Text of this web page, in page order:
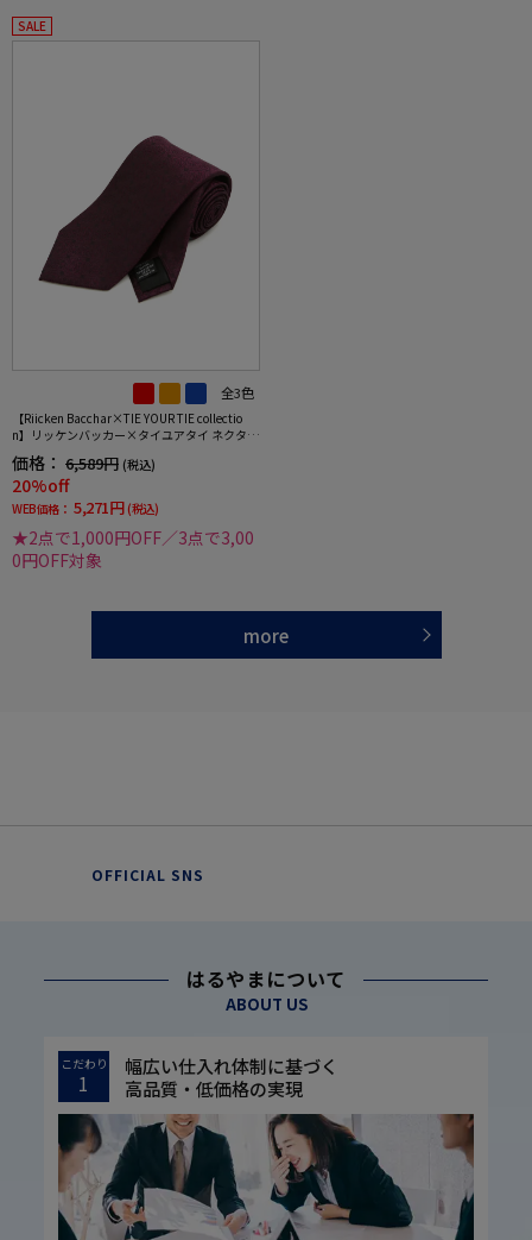
SALE
全3色
【Riicken Bacchar×TIE YOUR TIE collectio
n】リッケンバッカー×タイユアタイ ネクタイ
レギュラー シルク100% パターン RUCKEN BA
CCHAR
価格： 6,589円 (税込)
20%off
WEB価格： 5,271円 (税込)
★2点で1,000円OFF／3点で3,00
0円OFF対象
more
OFFICIAL SNS
はるやまについて
ABOUT US
こだわり
1
幅広い仕入れ体制に基づく
高品質・低価格の実現